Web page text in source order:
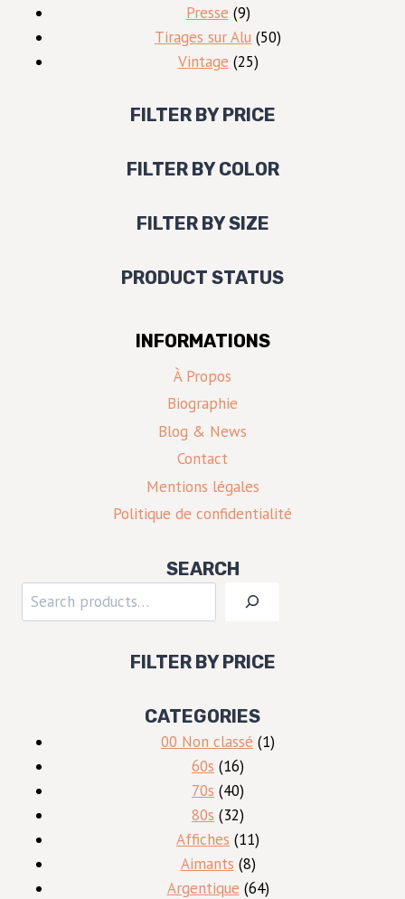
produits
Presse 99
produits
Tirages sur Alu 5050
Vintage 2525
FILTER BY PRICE
FILTER BY COLOR
FILTER BY SIZE
PRODUCT STATUS
INFORMATIONS
À Propos
Biographie
Blog & News
Contact
Mentions légales
Politique de confidentialité
SEARCH
Rechercher
FILTER BY PRICE
CATEGORIES
00 Non classé 11
60s 1616
produits
70s 4040
produits
80s 3232
produits
Affiches 1111
produits
Aimants 88
produits
Argentique 6464